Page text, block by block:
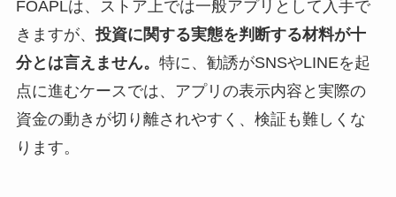
FOAPLは、ストア上では一般アプリとして入手で
きますが、 投資に関する実態を判断する材料が十
分とは言えません。 特に、勧誘がSNSやLINEを起
点に進むケースでは、アプリの表示内容と実際の
資金の動きが切り離されやすく、検証も難しくな
ります。